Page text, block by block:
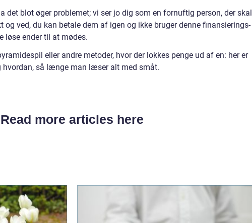
det blot øger problemet; vi ser jo dig som en fornuftig person, der skal
og ved, du kan betale dem af igen og ikke bruger denne finansierings-
løse ender til at mødes.
eller andre metoder, hvor der lokkes penge ud af en: her er
hvordan, så længe man læser alt med småt.
Read more articles here